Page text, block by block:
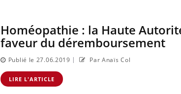
Homéopathie : la Haute
faveur du déremboursement
Publié le 27.06.2019 | Par Anaïs Col
LIRE L'ARTICLE